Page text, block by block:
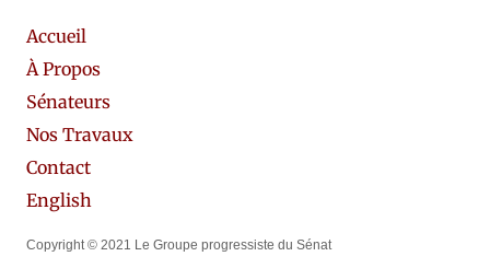
Accueil
À Propos
Sénateurs
Nos Travaux
Contact
English
Copyright © 2021 Le Groupe progressiste du Sénat